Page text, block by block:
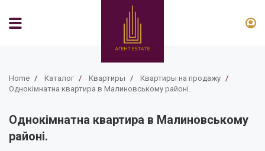
Home / Каталог / Квартиры / Квартиры на продажу /
Однокімнатна квартира в Малиновському районі.
Однокімнатна квартира в Малиновському
районі.